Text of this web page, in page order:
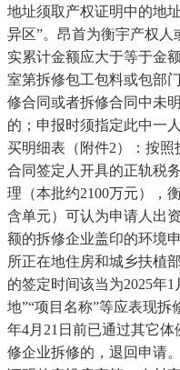
地址须取产权证明中的地
异区”。昂首为衡宇产权
实累计金额应大于等于金
室第拆修包工包料或包部
修合同或者拆修合同中未
的；申报时须指定此中一
买明细表（附件2）：按
合同签定人开具的正轨税
理（本批约2100万元），
含单元）可认为申请人出
额的拆修企业盖印的环境
所正在地住房和城乡扶植
的签定时间该当为2025年
地”“项目名称”等应表现拆
年4月21日前已通过其它
修企业拆修的，退回申请